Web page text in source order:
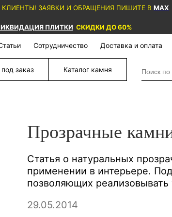
ЗАЯВКИ И ОБРАЩЕНИЯ ПИШИТЕ В MAX
ПЛИТКИ СКИДКИ ДО 60%
Сотрудничество Доставка и оплата
Каталог камня
заказ
Прозрачные
Статья о натуральных
применении в интерьере.
позволяющих
29.05.2014